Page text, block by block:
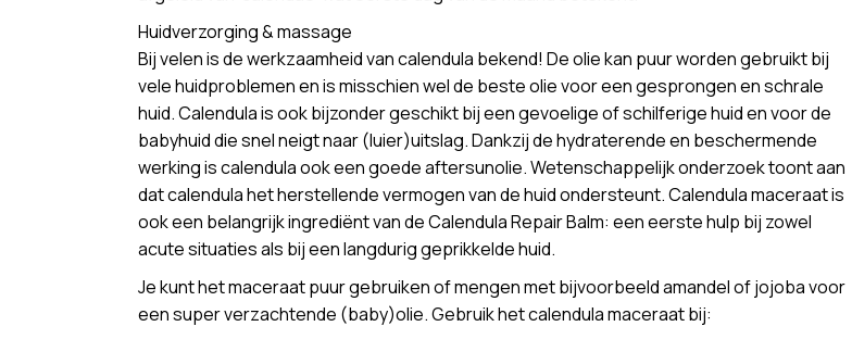
Huidverzorging & massage
Bij velen is de werkzaamheid van calendula bekend! De olie kan puur worden gebruikt bij
vele huidproblemen en is misschien wel de beste olie voor een gesprongen en schrale
huid. Calendula is ook bijzonder geschikt bij een gevoelige of schilferige huid en voor de
babyhuid die snel neigt naar (luier)uitslag. Dankzij de hydraterende en beschermende
werking is calendula ook een goede aftersunolie. Wetenschappelijk onderzoek toont aan
dat calendula het herstellende vermogen van de huid ondersteunt. Calendula maceraat is
ook een belangrijk ingrediënt van de Calendula Repair Balm: een eerste hulp bij zowel
acute situaties als bij een langdurig geprikkelde huid.
Je kunt het maceraat puur gebruiken of mengen met bijvoorbeeld amandel of jojoba voor
een super verzachtende (baby)olie. Gebruik het calendula maceraat bij: